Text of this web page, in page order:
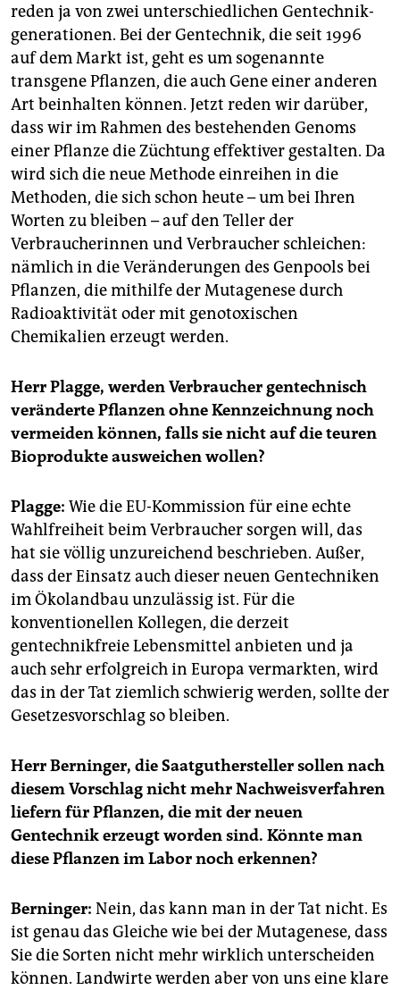
reden ja von zwei unterschiedlichen Gentechnik­
generationen. Bei der Gentechnik, die seit 1996
auf dem Markt ist, geht es um sogenannte
transgene Pflanzen, die auch Gene einer anderen
Art beinhalten können. Jetzt reden wir darüber,
dass wir im Rahmen des bestehenden Genoms
einer Pflanze die Züchtung effektiver gestalten. Da
wird sich die neue Methode einreihen in die
Methoden, die sich schon heute – um bei Ihren
Worten zu bleiben – auf den Teller der
Verbraucherinnen und Verbraucher schleichen:
nämlich in die Veränderungen des Genpools bei
Pflanzen, die mithilfe der Mutagenese durch
Radioaktivität oder mit genotoxischen
Chemikalien erzeugt werden.
Herr Plagge, werden Verbraucher gentechnisch
veränderte Pflanzen ohne Kennzeichnung noch
vermeiden können, falls sie nicht auf die teuren
Bioprodukte ausweichen wollen?
Plagge: Wie die EU-Kommission für eine echte
Wahlfreiheit beim Verbraucher sorgen will, das
hat sie völlig unzureichend beschrieben. Außer,
dass der Einsatz auch dieser neuen Gentechniken
im Ökolandbau unzulässig ist. Für die
konventionellen Kollegen, die derzeit
gentechnikfreie Lebensmittel anbieten und ja
auch sehr erfolgreich in Europa vermarkten, wird
das in der Tat ziemlich schwierig werden, sollte der
Gesetzesvorschlag so bleiben.
Herr Berninger, die Saatguthersteller sollen nach
diesem Vorschlag nicht mehr Nachweisverfahren
liefern für Pflanzen, die mit der neuen
Gentechnik erzeugt worden sind. Könnte man
diese Pflanzen im Labor noch erkennen?
Berninger: Nein, das kann man in der Tat nicht. Es
ist genau das Gleiche wie bei der Mutagenese, dass
Sie die Sorten nicht mehr wirklich unterscheiden
können. Landwirte werden aber von uns eine klare